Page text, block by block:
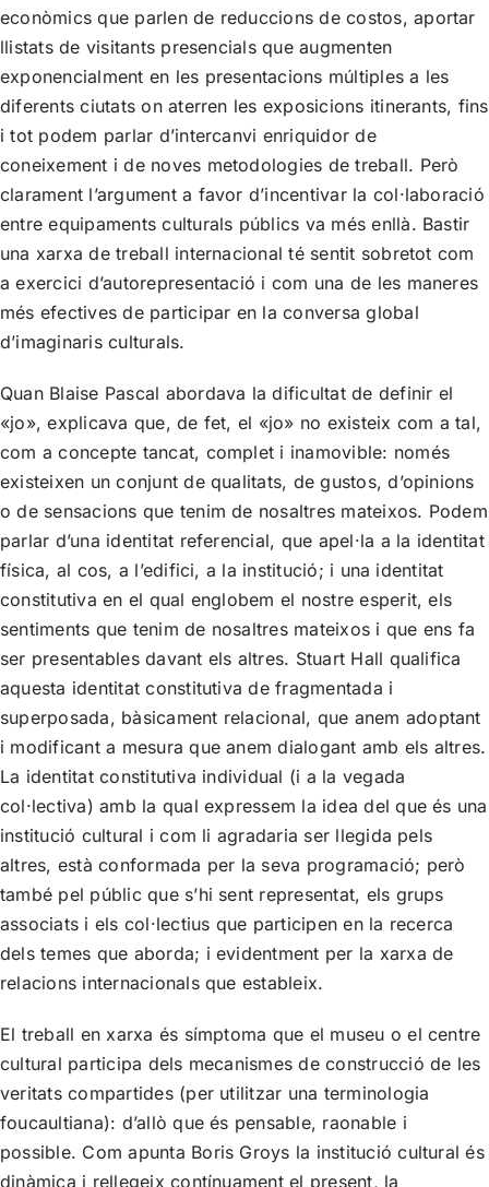
econòmics que parlen de reduccions de costos, aportar
llistats de visitants presencials que augmenten
exponencialment en les presentacions múltiples a les
diferents ciutats on aterren les exposicions itinerants, fins
i tot podem parlar d’intercanvi enriquidor de
coneixement i de noves metodologies de treball. Però
clarament l’argument a favor d’incentivar la col·laboració
entre equipaments culturals públics va més enllà. Bastir
una xarxa de treball internacional té sentit sobretot com
a exercici d’autorepresentació i com una de les maneres
més efectives de participar en la conversa global
d’imaginaris culturals.
Quan Blaise Pascal abordava la dificultat de definir el
«jo», explicava que, de fet, el «jo» no existeix com a tal,
com a concepte tancat, complet i inamovible: només
existeixen un conjunt de qualitats, de gustos, d’opinions
o de sensacions que tenim de nosaltres mateixos. Podem
parlar d’una identitat referencial, que apel·la a la identitat
física, al cos, a l’edifici, a la institució; i una identitat
constitutiva en el qual englobem el nostre esperit, els
sentiments que tenim de nosaltres mateixos i que ens fa
ser presentables davant els altres. Stuart Hall qualifica
aquesta identitat constitutiva de fragmentada i
superposada, bàsicament relacional, que anem adoptant
i modificant a mesura que anem dialogant amb els altres.
La identitat constitutiva individual (i a la vegada
col·lectiva) amb la qual expressem la idea del que és una
institució cultural i com li agradaria ser llegida pels
altres, està conformada per la seva programació; però
també pel públic que s’hi sent representat, els grups
associats i els col·lectius que participen en la recerca
dels temes que aborda; i evidentment per la xarxa de
relacions internacionals que estableix.
El treball en xarxa és símptoma que el museu o el centre
cultural participa dels mecanismes de construcció de les
veritats compartides (per utilitzar una terminologia
foucaultiana): d’allò que és pensable, raonable i
possible. Com apunta Boris Groys la institució cultural és
dinàmica i rellegeix contínuament el present, la